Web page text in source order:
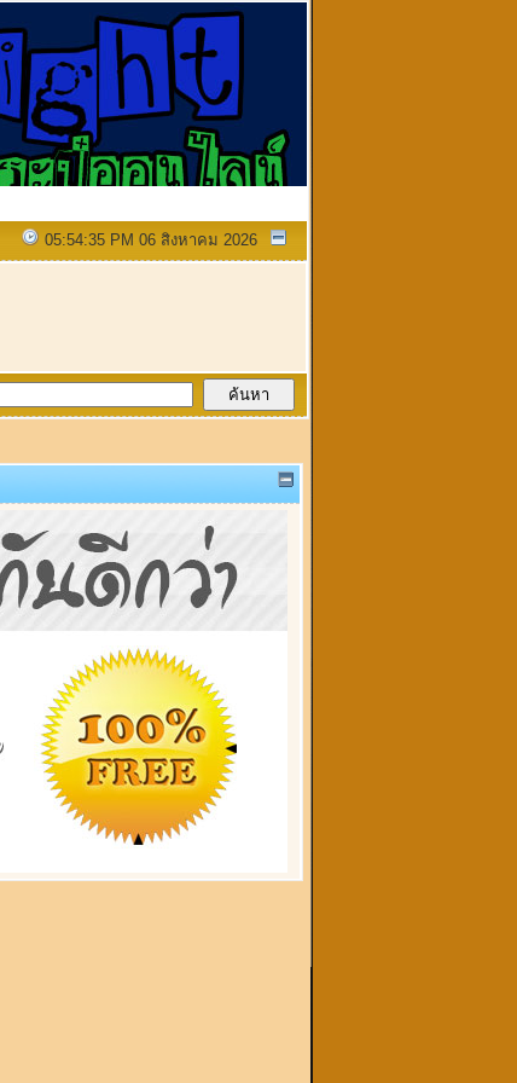
05:54:35 PM 06 สิงหาคม 2026